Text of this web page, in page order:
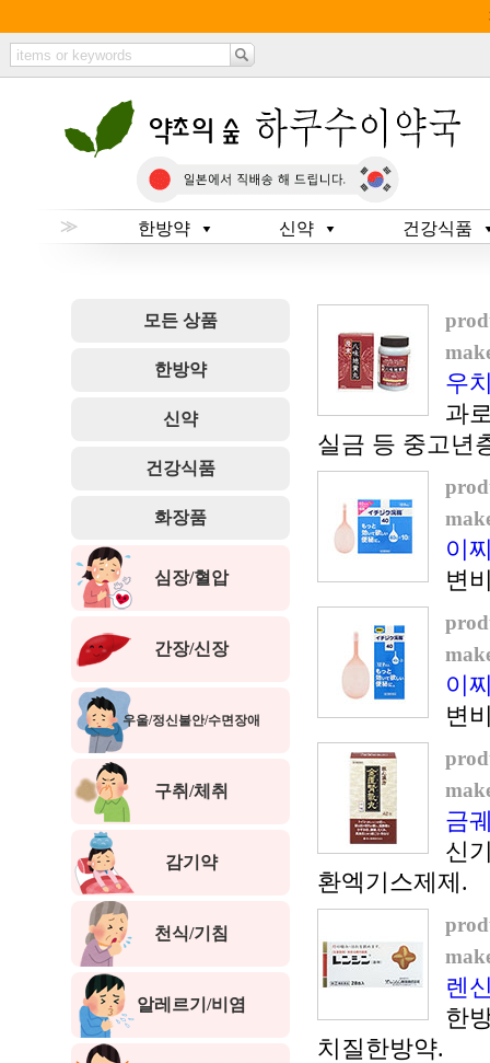
≫ 한방약 신약 건강식품
모든 상품
한방약
신약
건강식품
화장품
심장/혈압
간장/신장
우울/정신불안/수면장애
구취/체취
감기약
천식/기침
알레르기/비염
우
과
실금 등 중고년
이
변
이
변
금
신
환엑기스제제.
렌
한
치질한방약.